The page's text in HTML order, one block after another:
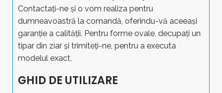
Contactați-ne și o vom realiza pentru
dumneavoastră la comandă, oferindu-vă aceeași
garanție a calității. Pentru forme ovale, decupați un
tipar din ziar și trimiteți-ne, pentru a executa
modelul exact.
GHID DE UTILIZARE